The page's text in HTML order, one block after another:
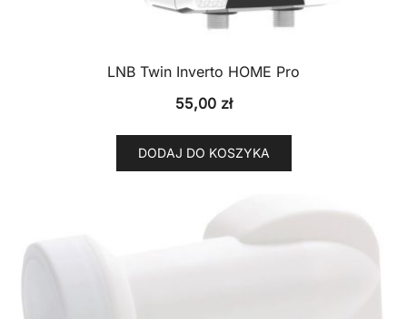
LNB Twin Inverto HOME Pro
55,00 zł
DODAJ DO KOSZYKA